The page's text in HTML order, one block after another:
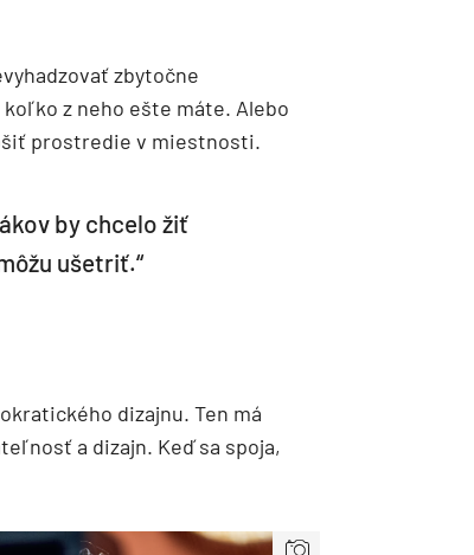
zbytočne
z neho ešte máte. Alebo
prostredie v miestnosti.
by chcelo žiť
ušetriť.“
dizajnu. Ten má
a dizajn. Keď sa spoja,